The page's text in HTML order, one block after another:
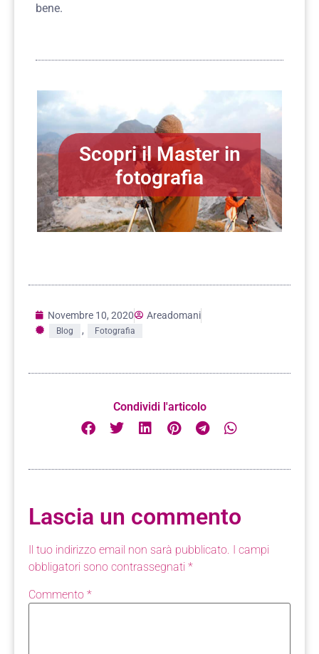
bene.
Scopri il Master in
fotografia
Novembre 10, 2020 Areadomani
Blog , Fotografia
Condividi l'articolo
Lascia un commento
Il tuo indirizzo email non sarà pubblicato. I campi
obbligatori sono contrassegnati *
Commento *